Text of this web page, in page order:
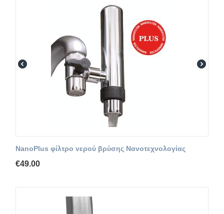
NanoPlus φίλτρο νερού βρύσης Νανοτεχνολογίας
€49.00